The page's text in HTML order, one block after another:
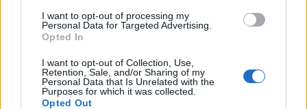
I want to opt-out of processing my
Personal Data for Targeted Advertising.
Opted In
I want to opt-out of Collection, Use,
Retention, Sale, and/or Sharing of my
Personal Data that Is Unrelated with the
Purposes for which it was collected.
Opted Out